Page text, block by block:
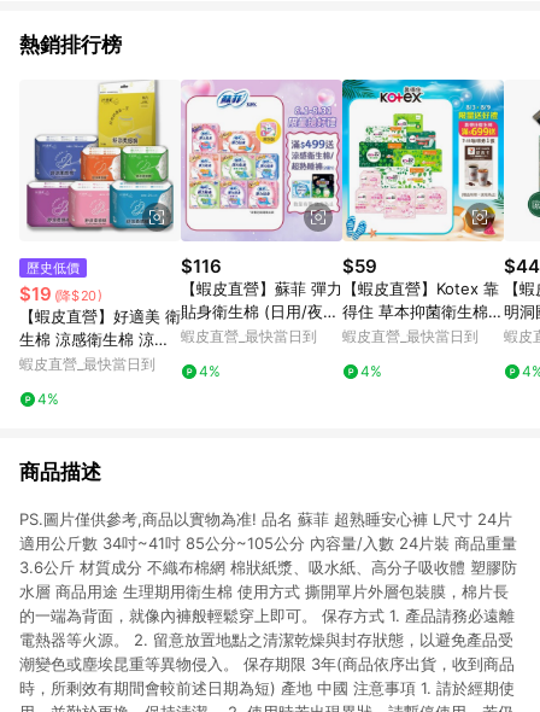
熱銷排行榜
歷史低價
$19 (降$20)
【蝦皮直營】好適美 衛
生棉 涼感衛生棉 涼感
護墊 日用 量少型護墊
衛生巾 安睡褲 褲型 透
蝦皮直營_最快當日到
4%
$116
【蝦皮直營】蘇菲 彈力
貼身衛生棉 (日用/夜
用) 超薄 輕薄 衛生棉
蝦皮直營_最快當日到
4%
$59
【蝦皮直營】Kotex 靠
得住 草本抑菌衛生棉/
草本抑菌加強版/好菌P
乾爽新升級
蝦皮直營_最快當日到
4%
$44
【
明洞
生棉
夜
蝦皮
商品描述
PS.圖片僅供參考,商品以實物為准! 品名 蘇菲 超熟睡安心褲 L尺寸 24片
適用公斤數 34吋~41吋 85公分~105公分 內容量/入數 24片裝 商品重量
3.6公斤 材質成分 不織布棉網 棉狀紙漿、吸水紙、高分子吸收體 塑膠防
水層 商品用途 生理期用衛生棉 使用方式 撕開單片外層包裝膜，棉片長
的一端為背面，就像內褲般輕鬆穿上即可。 保存方式 1. 產品請務必遠離
電熱器等火源。 2. 留意放置地點之清潔乾燥與封存狀態，以避免產品受
潮變色或塵埃昆重等異物侵入。 保存期限 3年(商品依序出貨，收到商品
時，所剩效有期間會較前述日期為短) 產地 中國 注意事項 1. 請於經期使